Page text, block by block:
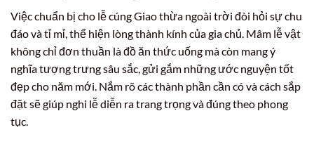
Việc chuẩn bị cho lễ cúng Giao thừa ngoài trời đòi hỏi sự chu
đáo và tỉ mỉ, thể hiện lòng thành kính của gia chủ. Mâm lễ vật
không chỉ đơn thuần là đồ ăn thức uống mà còn mang ý
nghĩa tượng trưng sâu sắc, gửi gắm những ước nguyện tốt
đẹp cho năm mới. Nắm rõ các thành phần cần có và cách sắp
đặt sẽ giúp nghi lễ diễn ra trang trọng và đúng theo phong
tục.